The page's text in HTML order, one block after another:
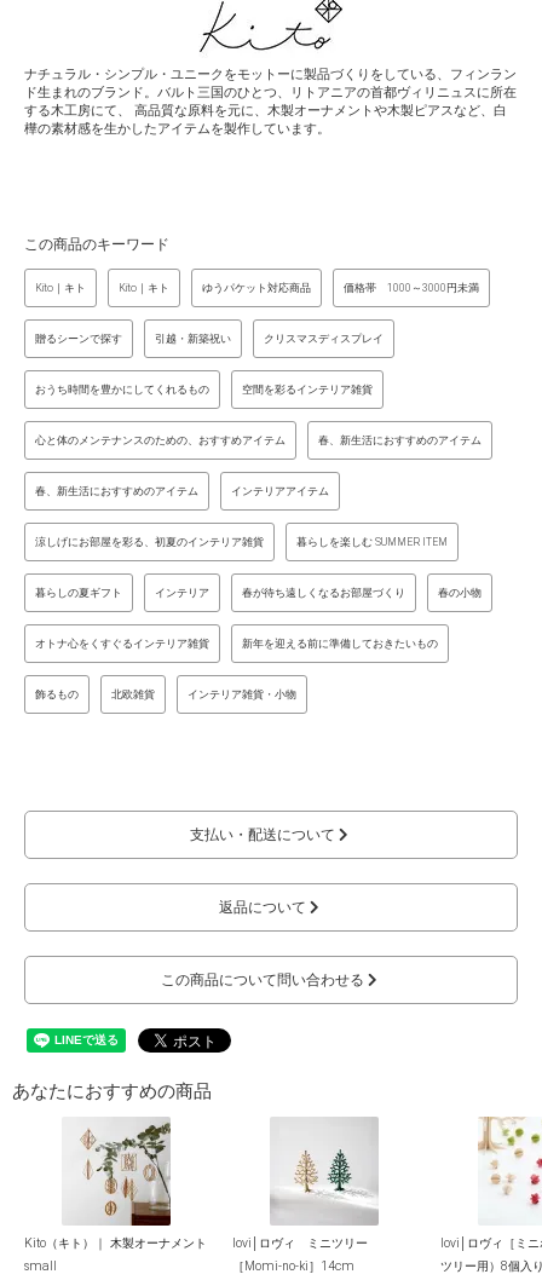
ナチュラル・シンプル・ユニークをモットーに製品づくりをしている、フィンラン
ド生まれのブランド。バルト三国のひとつ、リトアニアの首都ヴィリニュスに所在
する木工房にて、 高品質な原料を元に、木製オーナメントや木製ピアスなど、白
樺の素材感を生かしたアイテムを製作しています。
この商品のキーワード
Kito｜キト Kito｜キト ゆうパケット対応商品 価格帯 1000～3000円未満
贈るシーンで探す 引越・新築祝い クリスマスディスプレイ
おうち時間を豊かにしてくれるもの 空間を彩るインテリア雑貨
心と体のメンテナンスのための、おすすめアイテム 春、新生活におすすめのアイテム
春、新生活におすすめのアイテム インテリアアイテム
涼しげにお部屋を彩る、初夏のインテリア雑貨 暮らしを楽しむ SUMMER ITEM
暮らしの夏ギフト インテリア 春が待ち遠しくなるお部屋づくり 春の小物
オトナ心をくすぐるインテリア雑貨 新年を迎える前に準備しておきたいもの
飾るもの 北欧雑貨 インテリア雑貨・小物
支払い・配送について
返品について
この商品について問い合わせる
あなたにおすすめの商品
Kito（キト）｜ 木製オーナメント
small
lovi│ロヴィ ミニツリー
［Momi-no-ki］14cm
lovi│ロヴィ［ミ
ツリー用）8個入